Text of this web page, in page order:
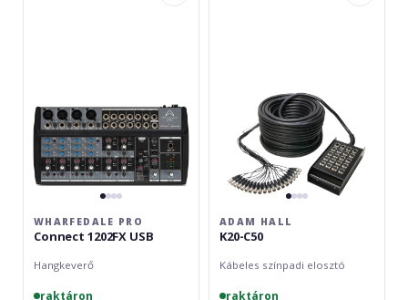
WHARFEDALE PRO
Connect 1202FX USB
Hangkeverő
raktáron
ADAM HALL
K20-C50
Kábeles színpadi elosztó
raktáron